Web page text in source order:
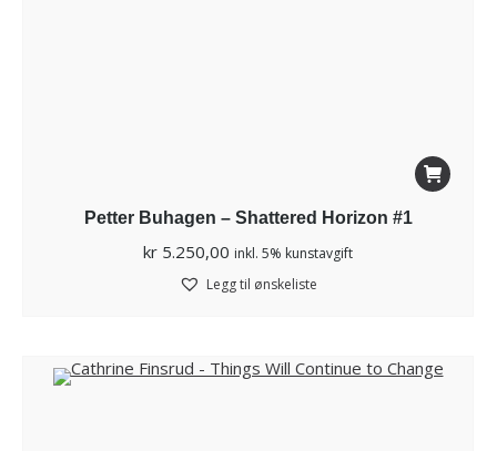
Petter Buhagen – Shattered Horizon #1
kr 5.250,00 inkl. 5% kunstavgift
Legg til ønskeliste